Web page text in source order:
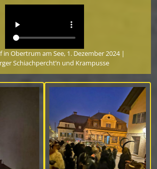
in Obertrum am See, 1. Dezember 2024 |
Schiachpercht’n und Krampusse